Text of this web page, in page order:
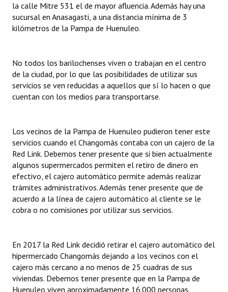
Periodistas Decanos - Registro
Ciudadano Ilustre - Registro
Huéspedes de Honor - Registro
Antiguos Pobladores - Registro
Bariloche, Municipio intercultural
Entrega de distinciones
REFORMA DE LA CARTA ORGÁNICA
la calle Mitre 531 el de mayor afluencia. Además hay una
sucursal en Anasagasti, a una distancia mínima de 3
kilómetros de la Pampa de Huenuleo.
No todos los barilochenses viven o trabajan en el centro
de la ciudad, por lo que las posibilidades de utilizar sus
servicios se ven reducidas a aquellos que sí lo hacen o que
cuentan con los medios para transportarse.
Los vecinos de la Pampa de Huenuleo pudieron tener este
servicios cuando el Changomás contaba con un cajero de la
Red Link. Debemos tener presente que si bien actualmente
algunos supermercados permiten el retiro de dinero en
efectivo, el cajero automático permite además realizar
trámites administrativos. Además tener presente que de
acuerdo a la línea de cajero automático al cliente se le
cobra o no comisiones por utilizar sus servicios.
En 2017 la Red Link decidió retirar el cajero automático del
hipermercado Changomás dejando a los vecinos con el
cajero más cercano a no menos de 25 cuadras de sus
viviendas. Debemos tener presente que en la Pampa de
Huenuleo viven aproximadamente 16.000 personas.